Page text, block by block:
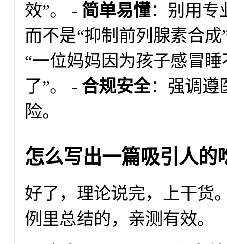
效”。 - 简单易懂：别用专
而不是“抑制前列腺素合
“一位妈妈因为孩子感冒
了”。 - 合规安全：强调遵
险。
怎么写出一篇吸引人的
好了，理论说完，上干货
例里总结的，亲测有效。